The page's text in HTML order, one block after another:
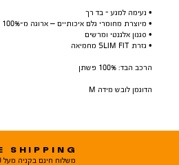
• נעימה למגע - בד רך
• מיוצרת מחומרי גלם איכותיים – ארוגה מ-100% פשתן
• סגנון אלגנטי ומרשים
• גזרת SLIM FIT מחמיאה
הרכב הבד: 100% פשתן
הדוגמן לובש מידה M
SHIPPING
משלוח חינם בקניה מעל 249 ש"ח